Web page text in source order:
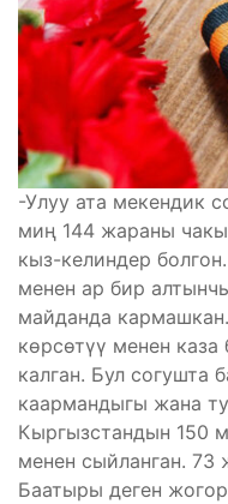
-Улуу ата мекендик
миң 144 жараны
кыз-келиндер
менен ар бир
майданда
көрсөтүү менен каза
калган. Бул согушта
каармандыгы жана
Кыргызстандын 150
менен сыйланган.
Баатыры деген